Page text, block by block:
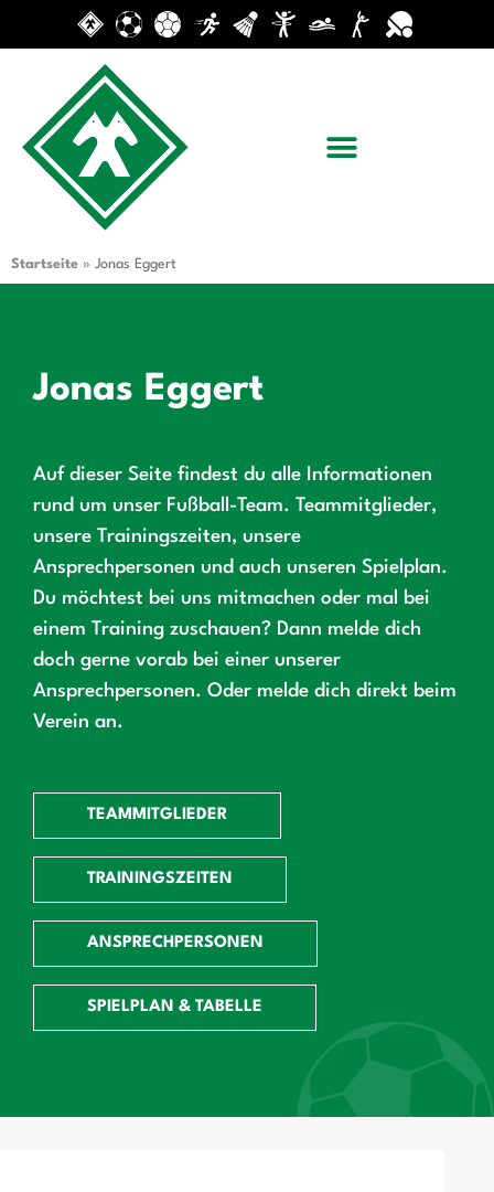
Startseite » Jonas Eggert
Jonas Eggert
Auf dieser Seite findest du alle Informationen
rund um unser Fußball-Team. Teammitglieder,
unsere Trainingszeiten, unsere
Ansprechpersonen und auch unseren Spielplan.
Du möchtest bei uns mitmachen oder mal bei
einem Training zuschauen? Dann melde dich
doch gerne vorab bei einer unserer
Ansprechpersonen. Oder melde dich direkt beim
Verein an.
TEAMMITGLIEDER
TRAININGSZEITEN
ANSPRECHPERSONEN
SPIELPLAN & TABELLE